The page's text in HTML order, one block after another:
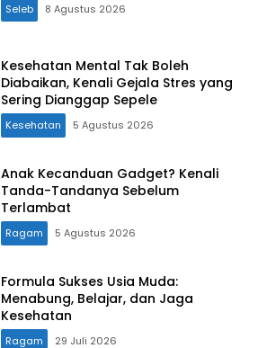
Seleb 8 Agustus 2026
Kesehatan Mental Tak Boleh
Diabaikan, Kenali Gejala Stres yang
Sering Dianggap Sepele
Kesehatan 5 Agustus 2026
Anak Kecanduan Gadget? Kenali
Tanda-Tandanya Sebelum
Terlambat
Ragam 5 Agustus 2026
Formula Sukses Usia Muda:
Menabung, Belajar, dan Jaga
Kesehatan
Ragam 29 Juli 2026